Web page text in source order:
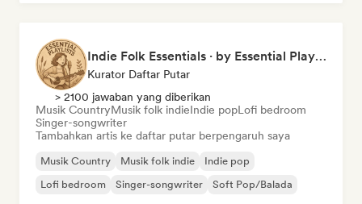
Indie Folk Essentials · by Essential Playlists
Kurator Daftar Putar
> 2100 jawaban yang diberikan
Musik CountryMusik folk indieIndie popLofi bedroom
Singer-songwriter
Tambahkan artis ke daftar putar berpengaruh saya
Musik Country Musik folk indie
Indie pop
Lofi bedroom
Singer-songwriter Soft Pop/Balada